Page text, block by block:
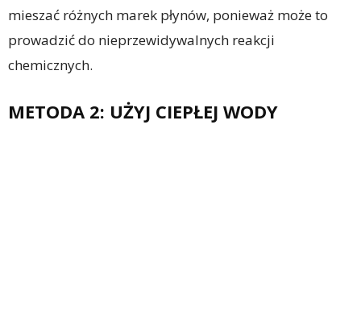
mieszać różnych marek płynów, ponieważ może to
prowadzić do nieprzewidywalnych reakcji
chemicznych.
METODA 2: UŻYJ CIEPŁEJ WODY